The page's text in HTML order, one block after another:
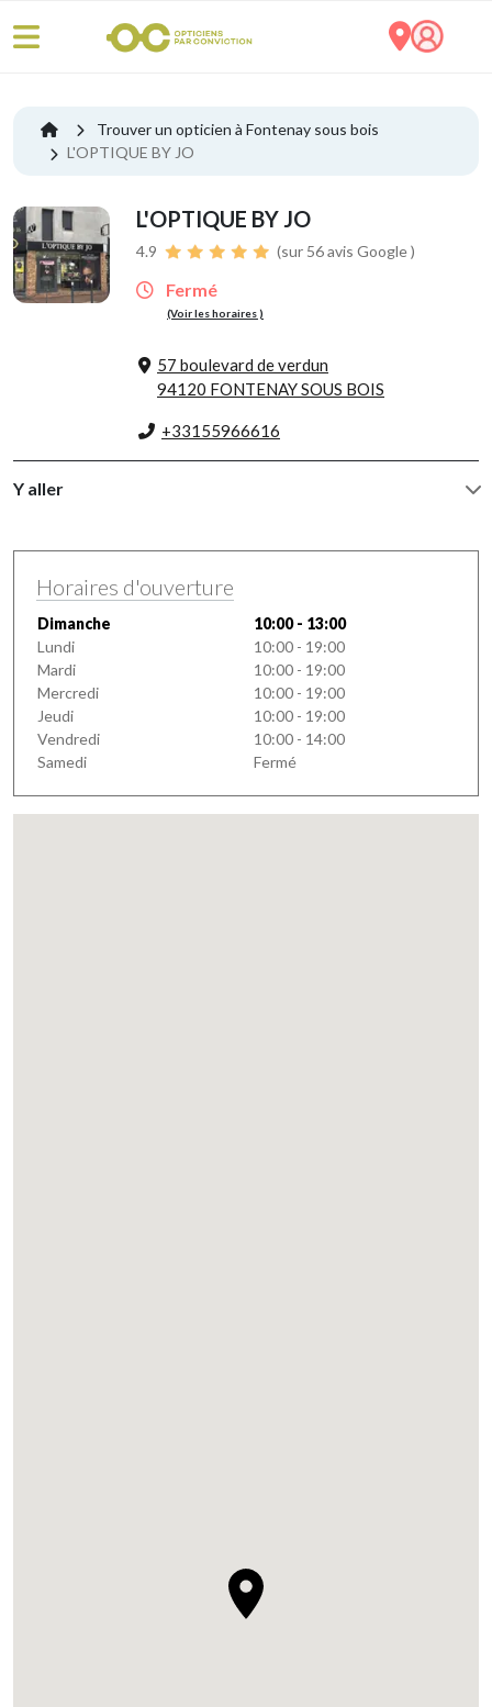
Trouver un opticien à Fontenay sous bois
L'OPTIQUE BY JO
L'OPTIQUE BY JO
4.9 (sur 56 avis Google )
Fermé
(Voir les horaires )
57 boulevard de verdun
94120 FONTENAY SOUS BOIS
+33155966616
Y aller
Horaires d'ouverture
Dimanche
10:00 - 13:00
Lundi
10:00 - 19:00
Mardi
10:00 - 19:00
Mercredi
10:00 - 19:00
Jeudi
10:00 - 19:00
Vendredi
10:00 - 14:00
Samedi
Fermé